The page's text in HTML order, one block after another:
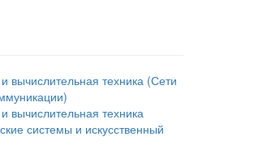
вычислительная техника (Сети
вычислительная техника
системы и искусственный